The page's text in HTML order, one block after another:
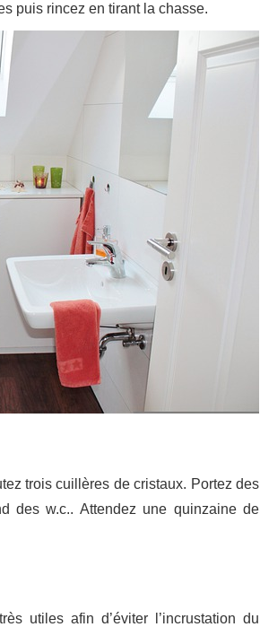
puis rincez en tirant la chasse.
trois cuillères de cristaux. Portez des
des w.c.. Attendez une quinzaine de
utiles afin d’éviter l’incrustation du